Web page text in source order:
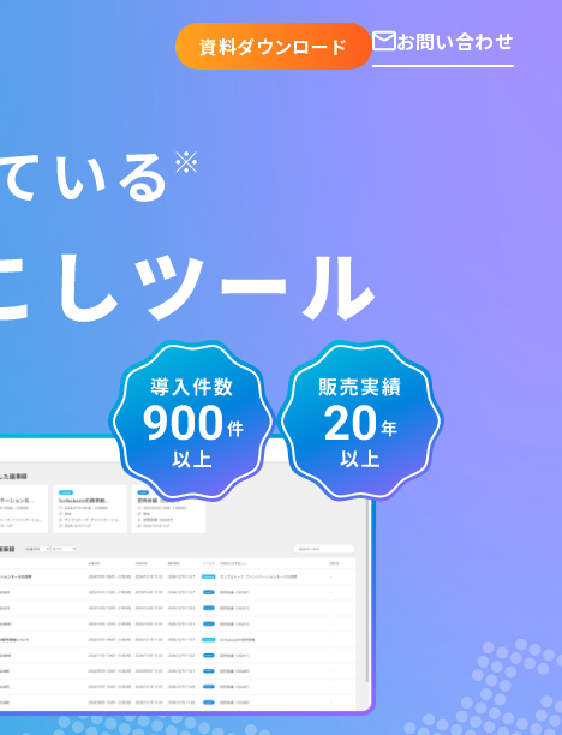
資料ダウンロード お問い合わせ